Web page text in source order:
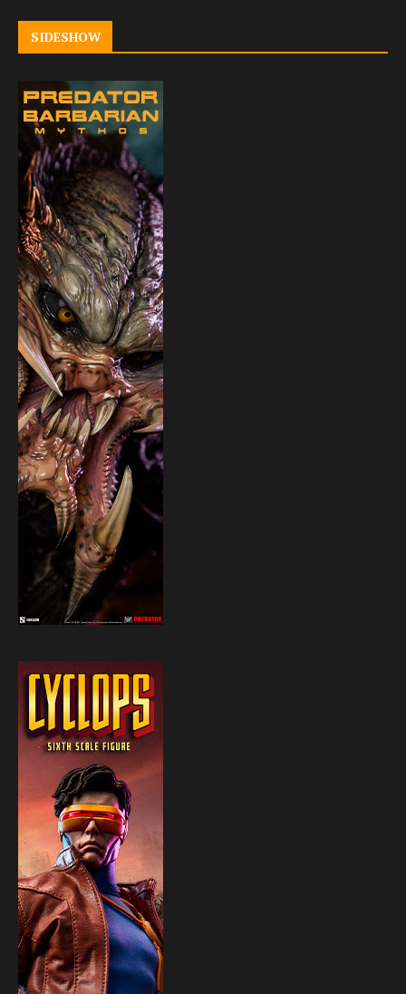
SIDESHOW